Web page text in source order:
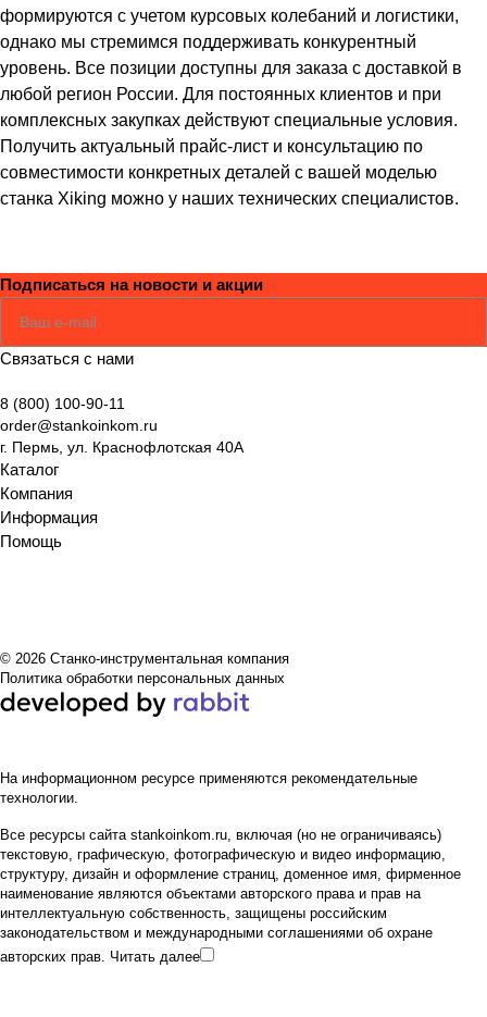
формируются с учетом курсовых колебаний и логистики,
однако мы стремимся поддерживать конкурентный
уровень. Все позиции доступны для заказа с доставкой в
любой регион России. Для постоянных клиентов и при
комплексных закупках действуют специальные условия.
Получить актуальный прайс-лист и консультацию по
совместимости конкретных деталей с вашей моделью
станка Xiking можно у наших технических специалистов.
Подписаться на новости и акции
Связаться с нами
8 (800) 100-90-11
order@stankoinkom.ru
г. Пермь, ул. Краснофлотская 40А
Каталог
Компания
Информация
Помощь
© 2026 Станко-инструментальная компания
Политика обработки персональных данных
На информационном ресурсе применяются рекомендательные
технологии.
Все ресурсы сайта stankoinkom.ru, включая (но не ограничиваясь)
текстовую, графическую, фотографическую и видео информацию,
структуру, дизайн и оформление страниц, доменное имя, фирменное
наименование являются объектами авторского права и прав на
интеллектуальную собственность, защищены российским
законодательством и международными соглашениями об охране
авторских прав. Читать далее